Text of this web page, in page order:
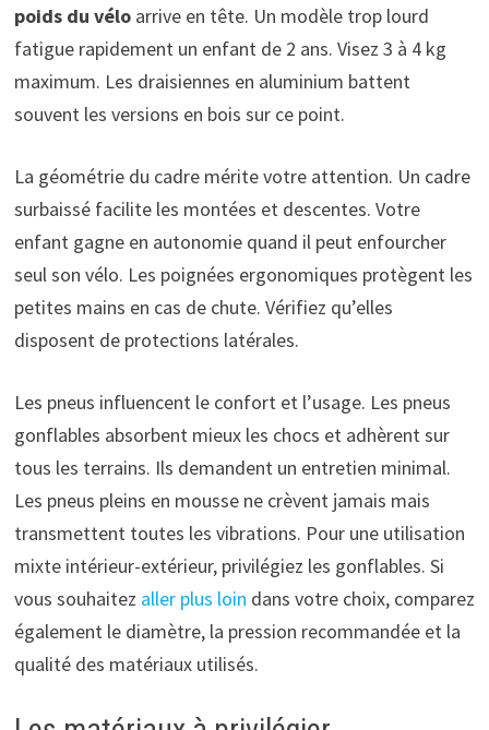
poids du véloarrive en tête. Un modèle trop lourd
fatigue rapidement un enfant de 2 ans. Visez 3 à 4 kg
maximum. Les draisiennes en aluminium battent
souvent les versions en bois sur ce point.
La géométrie du cadre mérite votre attention. Un cadre
surbaissé facilite les montées et descentes. Votre
enfant gagne en autonomie quand il peut enfourcher
seul son vélo. Les poignées ergonomiques protègent les
petites mains en cas de chute. Vérifiez qu’elles
disposent de protections latérales.
Les pneus influencent le confort et l’usage. Les pneus
gonflables absorbent mieux les chocs et adhèrent sur
tous les terrains. Ils demandent un entretien minimal.
Les pneus pleins en mousse ne crèvent jamais mais
transmettent toutes les vibrations. Pour une utilisation
mixte intérieur-extérieur, privilégiez les gonflables. Si
vous souhaitez aller plus loin dans votre choix, comparez
également le diamètre, la pression recommandée et la
qualité des matériaux utilisés.